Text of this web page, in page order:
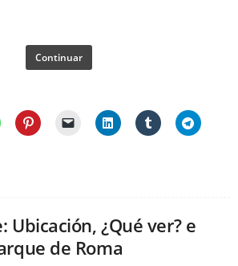
Continuar
Ubicación, ¿Qué ver? e
de Roma